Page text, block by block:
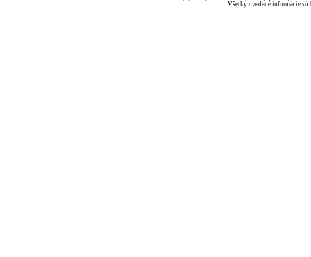
Všetky uvedené informácie sú